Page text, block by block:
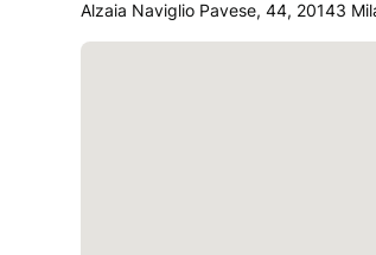
Alzaia Naviglio Pavese, 44, 20143